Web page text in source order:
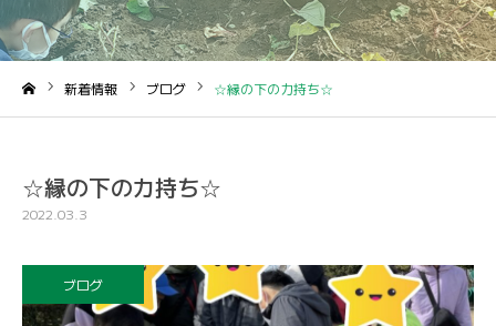
新着情報 ブログ ☆縁の下の力持ち☆
☆縁の下の力持ち☆
2022.03.3
ブログ